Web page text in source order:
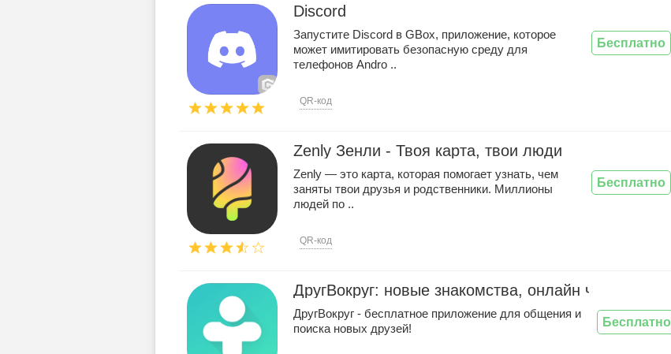
Discord
Запустите Discord в GBox, приложение, которое
может имитировать безопасную среду для
телефонов Andro ..
QR-код
Бесплатно
Zenly Зенли - Твоя карта, твои люди
Zenly — это карта, которая помогает узнать, чем
заняты твои друзья и родственники. Миллионы
людей по ..
QR-код
Бесплатно
ДругВокруг: новые знакомства, онлайн чат
ДругВокруг - бесплатное приложение для общения и
поиска новых друзей!
Бесплатно